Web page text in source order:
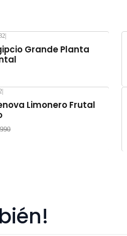
Grande Planta
|
Limonero Frutal